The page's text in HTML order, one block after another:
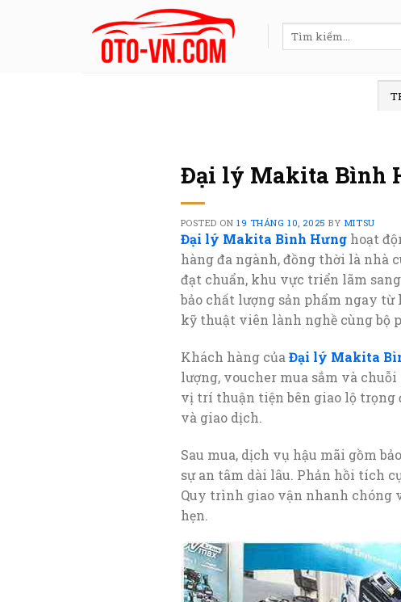
Tìm
kiếm:
Đại lý Makita Bình
POSTED ON19 THÁNG 10, 2025 BY MITSU
Đại lý Makita Bình Hưng hoạt
hàng đa ngành, đồng thời là nhà
đạt chuẩn, khu vực triển lãm
bảo chất lượng sản phẩm ngay
kỹ thuật viên lành nghề cùng bộ
Khách hàng của Đại lý Makita
lượng, voucher mua sắm và
vị trí thuận tiện bên giao lộ trọng
và giao dịch.
Sau mua, dịch vụ hậu mãi gồm
sự an tâm dài lâu. Phản hồi tích
Quy trình giao vận nhanh chóng
hẹn.